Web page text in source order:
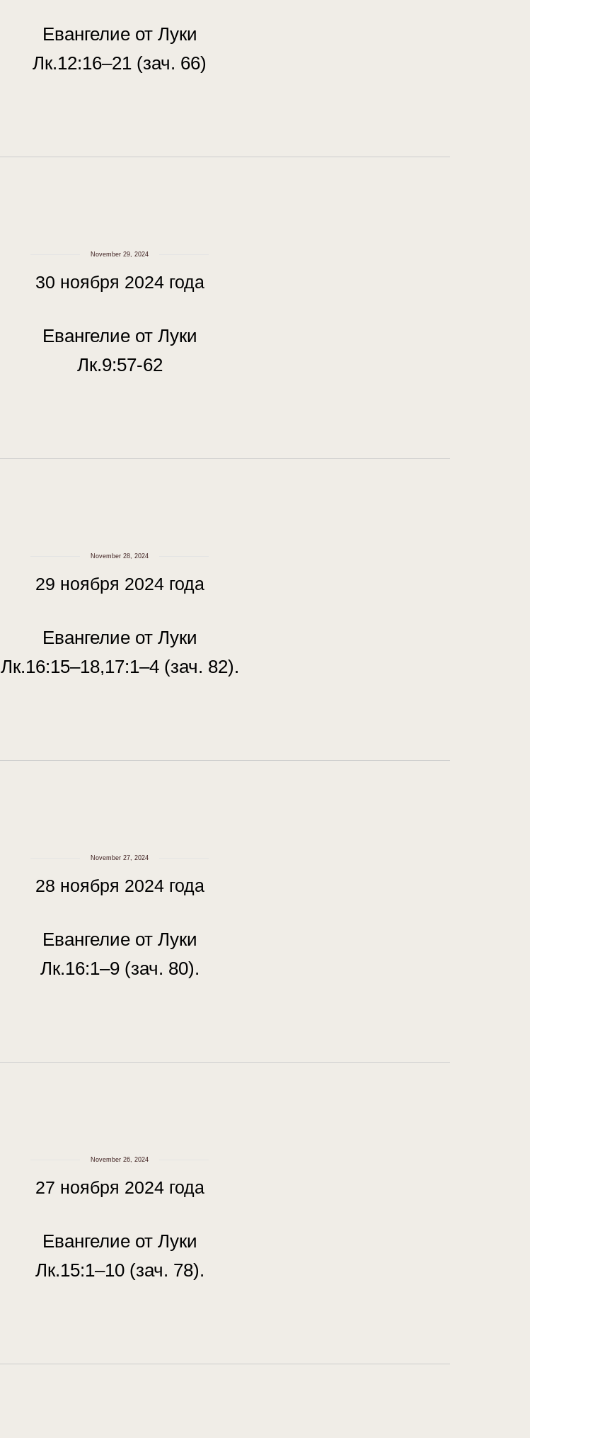
Евангелие от Луки
Лк.12:16–21 (зач. 66)
November 29, 2024
30 ноября 2024 года
Евангелие от Луки
Лк.9:57-62
November 28, 2024
29 ноября 2024 года
Евангелие от Луки
Лк.16:15–18,17:1–4 (зач. 82).
November 27, 2024
28 ноября 2024 года
Евангелие от Луки
Лк.16:1–9 (зач. 80).
November 26, 2024
27 ноября 2024 года
Евангелие от Луки
Лк.15:1–10 (зач. 78).